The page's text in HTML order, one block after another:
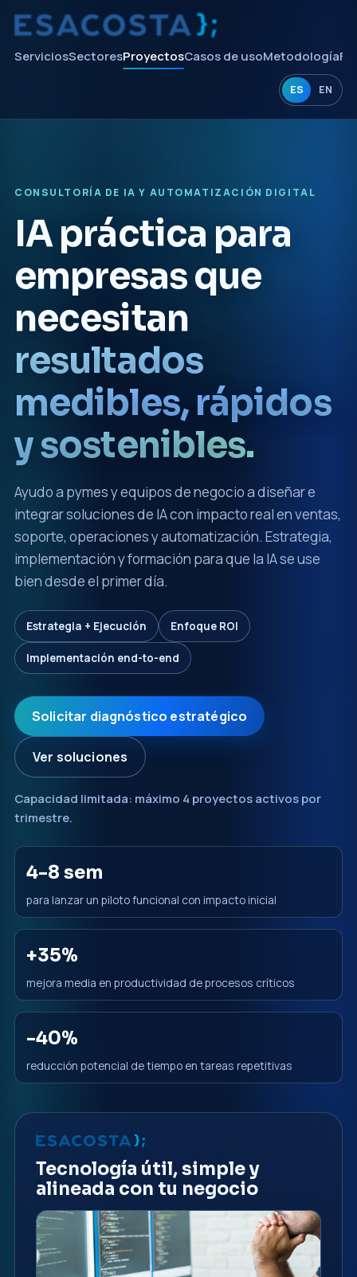
ServiciosSectoresProyectosCasos de usoMetodología
ES EN
CONSULTORÍA DE IA Y AUTOMATIZACIÓN DIGITAL
IA práctica para
empresas que
necesitan
resultados
medibles, rápidos
y sostenibles.
Ayudo a pymes y equipos de negocio a diseñar e
integrar soluciones de IA con impacto real en ventas,
soporte, operaciones y automatización. Estrategia,
implementación y formación para que la IA se use
bien desde el primer día.
Estrategia + Ejecución Enfoque ROI
Implementación end-to-end
Solicitar diagnóstico estratégico
Ver soluciones
Capacidad limitada: máximo 4 proyectos activos por
trimestre.
4-8 sem
para lanzar un piloto funcional con impacto inicial
+35%
mejora media en productividad de procesos críticos
-40%
reducción potencial de tiempo en tareas repetitivas
Tecnología útil, simple y
alineada con tu negocio